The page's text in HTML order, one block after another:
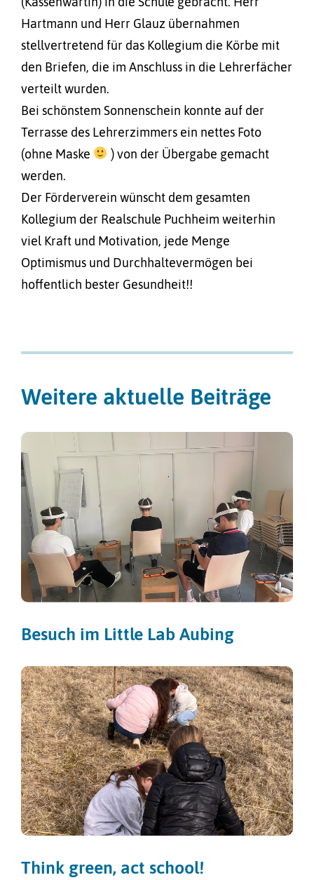
Hartmann und Herr Glauz übernahmen
stellvertretend für das Kollegium die Körbe mit
den Briefen, die im Anschluss in die Lehrerfächer
verteilt wurden.
Bei schönstem Sonnenschein konnte auf der
Terrasse des Lehrerzimmers ein nettes Foto
(ohne Maske
) von der Übergabe gemacht
werden.
Der Förderverein wünscht dem gesamten
Kollegium der Realschule Puchheim weiterhin
viel Kraft und Motivation, jede Menge
Optimismus und Durchhaltevermögen bei
hoffentlich bester Gesundheit!!
Weitere aktuelle Beiträge
Besuch im Little Lab Aubing
Think green, act school!